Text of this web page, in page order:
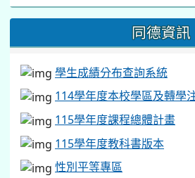
同德資訊
學生成績分布查詢系統
114學年度本校學區及轉學
115學年度課程總體計畫
115學年度教科書版本
性別平等專區